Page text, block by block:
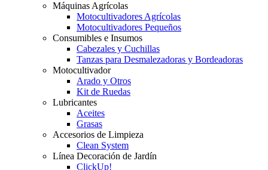
Máquinas Agrícolas
Motocultivadores Agrícolas
Motocultivadores Pequeños
Consumibles e Insumos
Cabezales y Cuchillas
Tanzas para Desmalezadoras y Bordeadoras
Motocultivador
Arado y Otros
Kit de Ruedas
Lubricantes
Aceites
Grasas
Accesorios de Limpieza
Clean System
Línea Decoración de Jardín
ClickUp!